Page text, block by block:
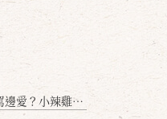
辣雞揭密！」